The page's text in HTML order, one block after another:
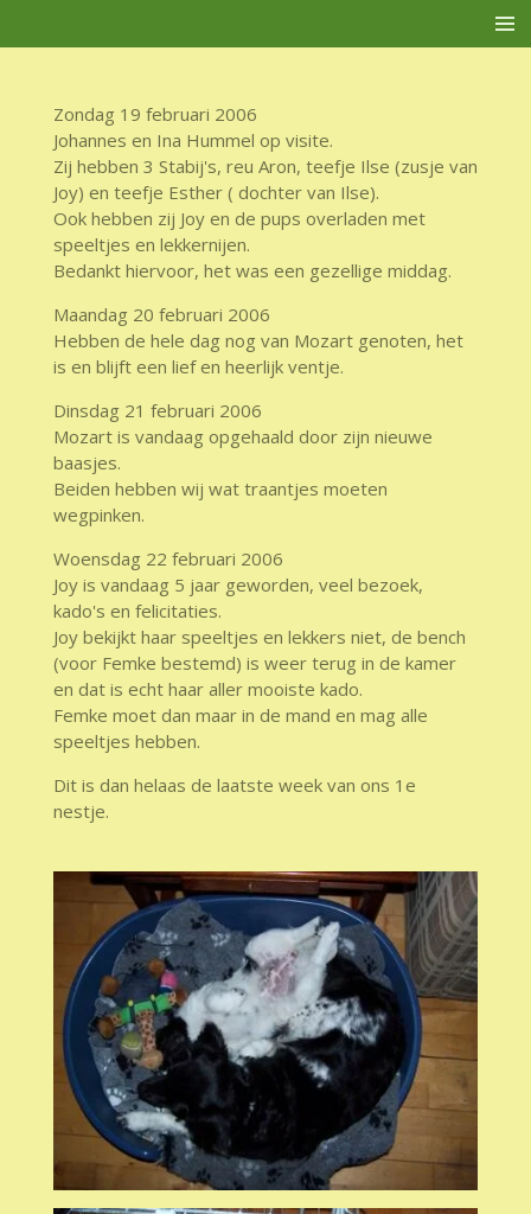
direct
hoofdinhoud
Zondag 19 februari 2006
Johannes en Ina Hummel op visite.
Zij hebben 3 Stabij's, reu Aron, teefje Ilse (zusje van
Joy) en teefje Esther ( dochter van Ilse).
Ook hebben zij Joy en de pups overladen met
speeltjes en lekkernijen.
Bedankt hiervoor, het was een gezellige middag.
Maandag 20 februari 2006
Hebben de hele dag nog van Mozart genoten, het
is en blijft een lief en heerlijk ventje.
Dinsdag 21 februari 2006
Mozart is vandaag opgehaald door zijn nieuwe
baasjes.
Beiden hebben wij wat traantjes moeten
wegpinken.
Woensdag 22 februari 2006
Joy is vandaag 5 jaar geworden, veel bezoek,
kado's en felicitaties.
Joy bekijkt haar speeltjes en lekkers niet, de bench
(voor Femke bestemd) is weer terug in de kamer
en dat is echt haar aller mooiste kado.
Femke moet dan maar in de mand en mag alle
speeltjes hebben.
Dit is dan helaas de laatste week van ons 1e
nestje.